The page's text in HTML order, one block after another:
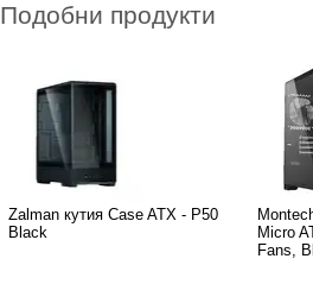
Подобни продукти
Zalman кутия Case ATX - P50
Black
Micro
Fans,